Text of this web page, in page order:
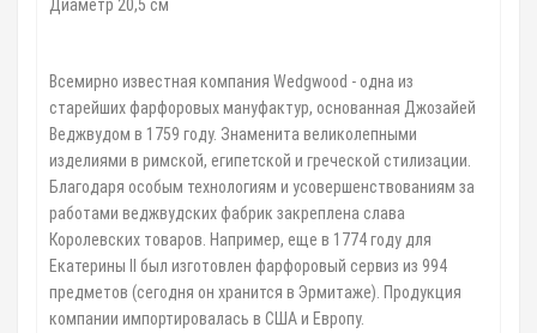
Диаметр 20,5 см
Всемирно известная компания Wedgwood - одна из
старейших фарфоровых мануфактур, основанная Джозайей
Веджвудом в 1759 году. Знаменита великолепными
изделиями в римской, египетской и греческой стилизации.
Благодаря особым технологиям и усовершенствованиям за
работами веджвудских фабрик закреплена слава
Королевских товаров. Например, еще в 1774 году для
Екатерины II был изготовлен фарфоровый сервиз из 994
предметов (сегодня он хранится в Эрмитаже). Продукция
компании импортировалась в США и Европу.